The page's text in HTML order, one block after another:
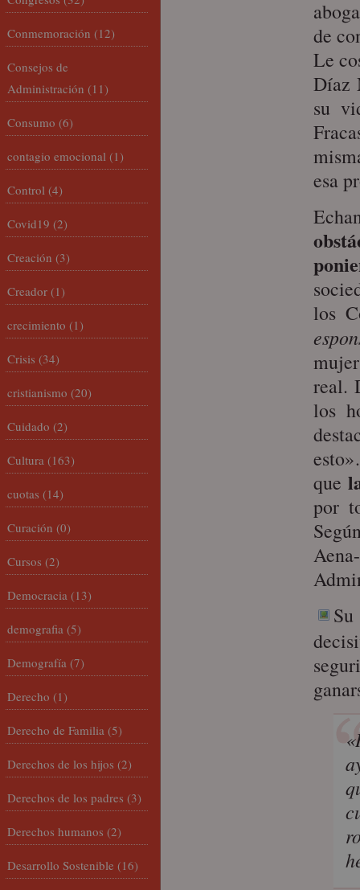
de
Le
Díaz
su
esa
los
real.
los
que
por
Conmemoración (12)
Consejos de
Administración (11)
Consumo (6)
contagio emocional (1)
Control (4)
Covid19 (2)
Creación (3)
Creador (1)
crecimiento (1)
Crisis (34)
cristianismo (20)
Cuidado (2)
Cultura (163)
cuotas (14)
Curación (0)
Cursos (2)
Democracia (13)
demografia (5)
Demografía (7)
Derecho (1)
Derecho de Familia (5)
Derechos de los hijos (2)
Derechos de los padres (3)
Derechos humanos (2)
Desarrollo Sostenible (16)